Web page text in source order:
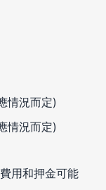
情況而定)
情況而定)
用和押金可能